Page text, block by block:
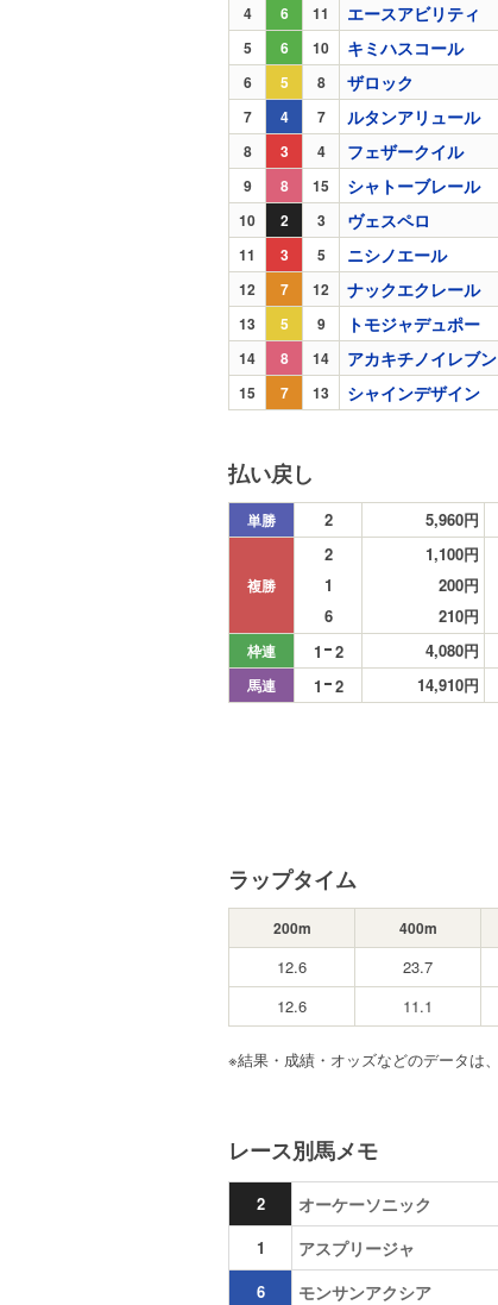
4 6 11 エースアビリティ
5 6 10 キミハスコール
6 5 8 ザロック
7 4 7 ルタンアリュール
8 3 4 フェザークイル
9 8 15 シャトーブレール
10 2 3 ヴェスペロ
11 3 5 ニシノエール
12 7 12 ナックエクレール
13 5 9 トモジャデュポー
14 8 14 アカキチノイレブン
15 7 13 シャインデザイン
払い戻し
単勝 2 5,960円
複勝
2
1
6
1,100円
200円
210円
枠連 1 2 4,080円
馬連 1 2 14,910円
ラップタイム
200m 400m
12.6 23.7
12.6
11.1
※結果・成績・オッズなどのデータは
レース別馬メモ
2 オーケーソニック
1 アスプリージャ
6 モンサンアクシア